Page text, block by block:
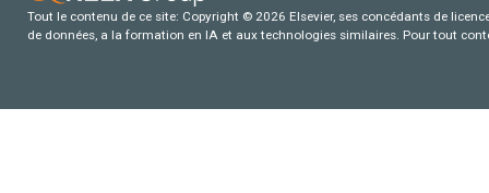
Tout le contenu de ce site: Copyright © 2026 Elsevier, ses concédants de
de données, a la formation en IA et aux technologies similaires. Pour tout